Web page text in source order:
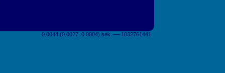
0.0044 (0.0027, 0.0004) sek. –– 1032761441